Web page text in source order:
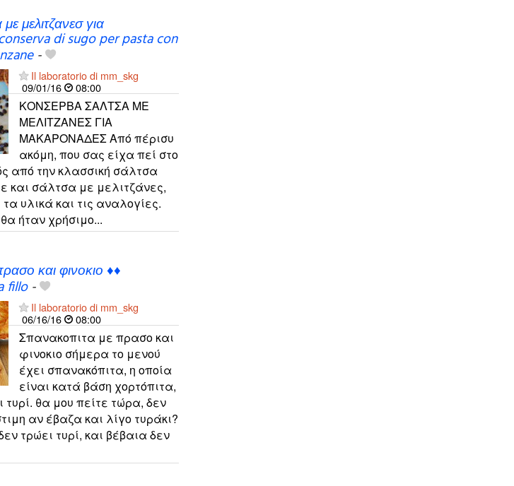
μελιτζανεσ για
di sugo per pasta con
-
Il laboratorio di mm_skg
09/01/16
08:00
ΚΟΝΣΕΡΒΑ ΣΑΛΤΣΑ ΜΕ
ΜΕΛΙΤΖΑΝΕΣ ΓΙΑ
ΜΑΚΑΡΟΝΑΔΕΣ Από πέρισυ
ακόμη, που σας είχα πεί στο
από την κλασσική σάλτσα
και σάλτσα με μελιτζάνες,
υλικά και τις αναλογίες.
ήταν χρήσιμο...
και φινοκιο ♦♦
fillo-
Il laboratorio di mm_skg
06/16/16
08:00
Σπανακοπιτα με πρασο και
φινοκιο σήμερα το μενού
έχει σπανακόπιτα, η οποία
είναι κατά βάση χορτόπιτα,
θα μου πείτε τώρα, δεν
αν έβαζα και λίγο τυράκι?
τρώει τυρί, και βέβαια δεν